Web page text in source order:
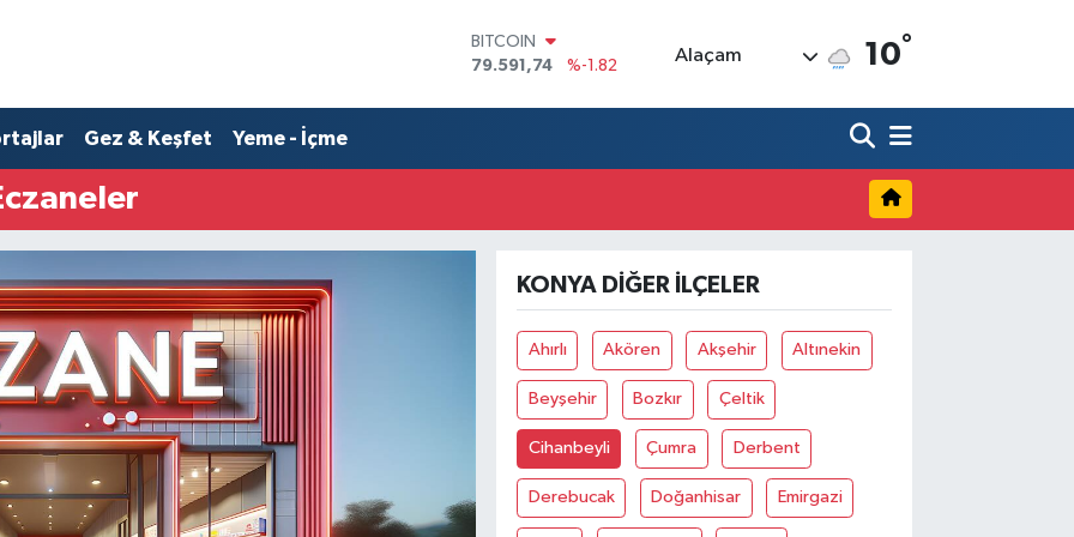
BITCOIN
79.591,74
%-1.82
G.ALTIN
BİST100
14.598,00
%0
Alaçam 10°
Gez & Keşfet Yeme - İçme
KONYA DIĞER İLÇELER
Ahırlı Akören Akşehir Altınekin
Beyşehir Bozkır Çeltik
Cihanbeyli Çumra Derbent
Derebucak Doğanhisar Emirgazi